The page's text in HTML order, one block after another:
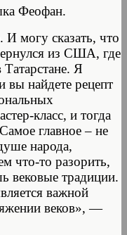
Феофан.
И могу сказать, что
из США, где
Я
вы найдете рецепт
класс, и тогда
главное – не
народа,
что-то разорить,
вековые традиции.
важной
веков», —